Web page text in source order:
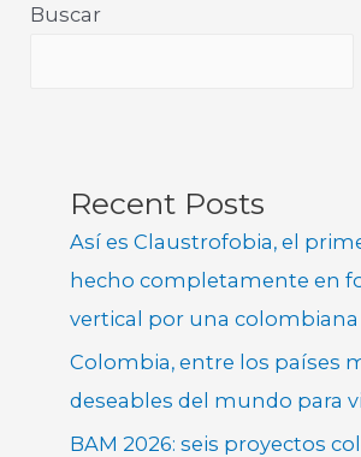
Buscar
Recent Posts
Así es Claustrofobia, el
hecho completamente en
vertical por una colombiana
Colombia, entre los países
deseables del mundo para
BAM 2026: seis proyectos